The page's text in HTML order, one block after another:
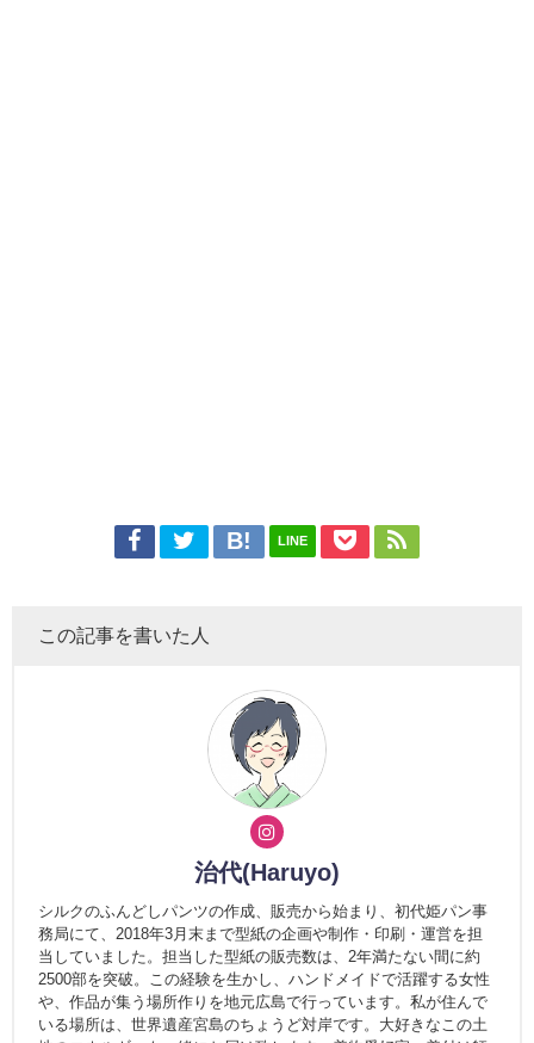
LINE
この記事を書いた人
治代(Haruyo)
シルクのふんどしパンツの作成、販売から始まり、初代姫パン事
務局にて、2018年3月末まで型紙の企画や制作・印刷・運営を担
当していました。担当した型紙の販売数は、2年満たない間に約
2500部を突破。この経験を生かし、ハンドメイドで活躍する女性
や、作品が集う場所作りを地元広島で行っています。私が住んで
いる場所は、世界遺産宮島のちょうど対岸です。大好きなこの土